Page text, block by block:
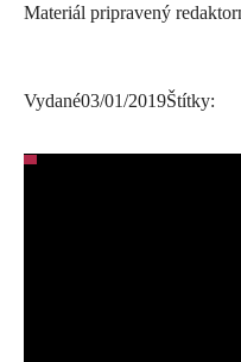
Materiál pripravený
Vydané03/01/2019Štítky: